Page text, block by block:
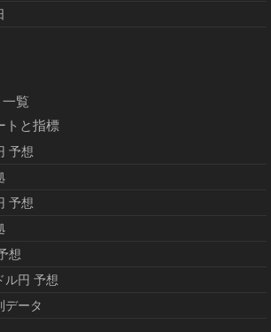
覧
トと指標
予想
予想
想
ル円 予想
データ